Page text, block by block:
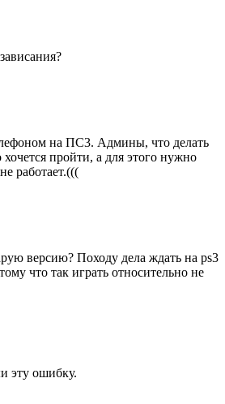
на ПС3. Админы, что делать
пройти, а для этого нужно
работает.(((
версию? Походу дела ждать на ps3
что так играть относительно не
эту ошибку.